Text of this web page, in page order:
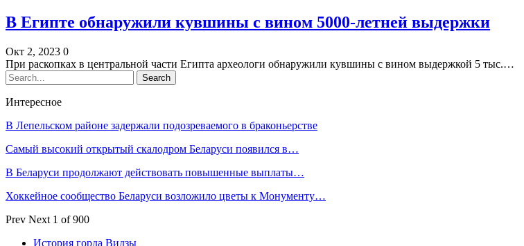
В Египте обнаружили кувшины с вином 5000-летней выдержки
Окт 2, 2023 0
При раскопках в центральной части Египта археологи обнаружили кувшины с вином выдержкой 5 тыс.…
Интересное
В Лепельском районе задержали подозреваемого в браконьерстве
Самый высокий открытый скалодром Беларуси появился в…
В Беларуси продолжают действовать повышенные выплаты…
Хоккейное сообщество Беларуси возложило цветы к Монументу…
Prev Next 1 of 900
История горда Видзы